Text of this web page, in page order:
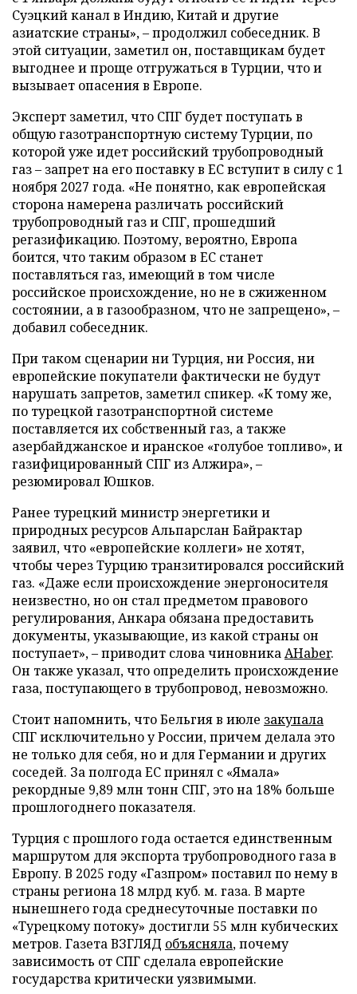
Суэцкий канал в Индию, Китай и другие
азиатские страны», – продолжил собеседник. В
этой ситуации, заметил он, поставщикам будет
выгоднее и проще отгружаться в Турции, что и
вызывает опасения в Европе.
Эксперт заметил, что СПГ будет поступать в
общую газотранспортную систему Турции, по
которой уже идет российский трубопроводный
газ – запрет на его поставку в ЕС вступит в силу с 1
ноября 2027 года. «Не понятно, как европейская
сторона намерена различать российский
трубопроводный газ и СПГ, прошедший
регазификацию. Поэтому, вероятно, Европа
боится, что таким образом в ЕС станет
поставляться газ, имеющий в том числе
российское происхождение, но не в сжиженном
состоянии, а в газообразном, что не запрещено», –
добавил собеседник.
При таком сценарии ни Турция, ни Россия, ни
европейские покупатели фактически не будут
нарушать запретов, заметил спикер. «К тому же,
по турецкой газотранспортной системе
поставляется их собственный газ, а также
азербайджанское и иранское «голубое топливо», и
газифицированный СПГ из Алжира», –
резюмировал Юшков.
Ранее турецкий министр энергетики и
природных ресурсов Альпарслан Байрактар
заявил, что «европейские коллеги» не хотят,
чтобы через Турцию транзитировался российский
газ. «Даже если происхождение энергоносителя
неизвестно, но он стал предметом правового
регулирования, Анкара обязана предоставить
документы, указывающие, из какой страны он
поступает», – приводит слова чиновникаAHaber.
Он также указал, что определить происхождение
газа, поступающего в трубопровод, невозможно.
Стоит напомнить, что Бельгия в июле закупала
СПГ исключительно у России, причем делала это
не только для себя, но и для Германии и других
соседей. За полгода ЕС принял с «Ямала»
рекордные 9,89 млн тонн СПГ, это на 18% больше
прошлогоднего показателя.
Турция с прошлого года остается единственным
маршрутом для экспорта трубопроводного газа в
Европу. В 2025 году «Газпром» поставил по нему в
страны региона 18 млрд куб. м. газа. В марте
нынешнего года среднесуточные поставки по
«Турецкому потоку» достигли 55 млн кубических
метров. Газета ВЗГЛЯД объясняла, почему
зависимость от СПГ сделала европейские
государства критически уязвимыми.